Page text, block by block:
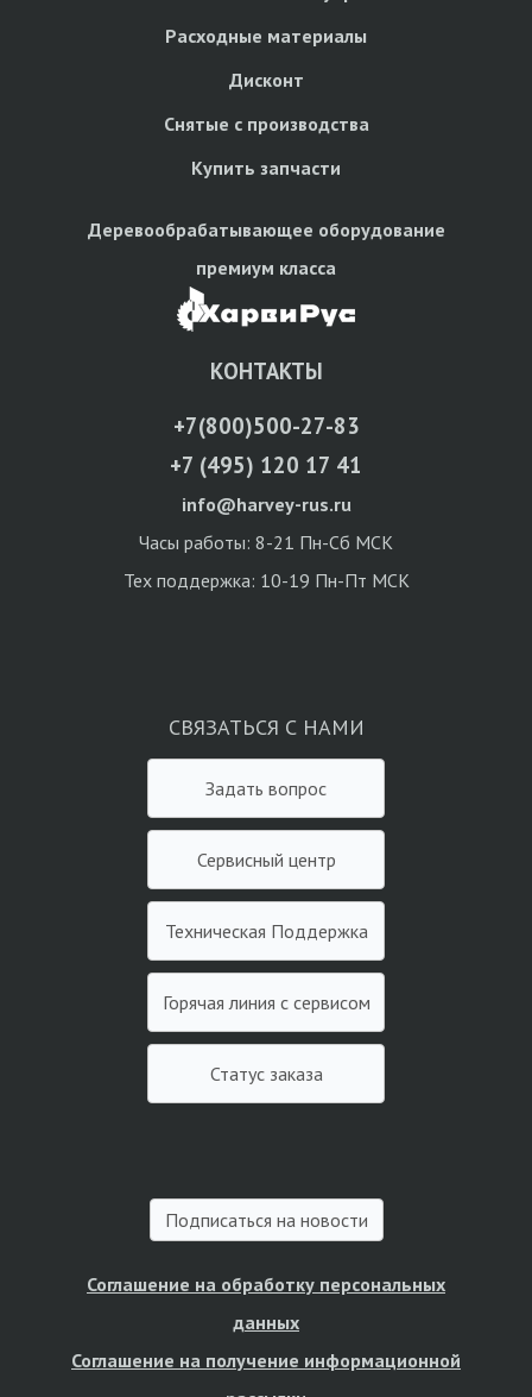
Расходные материалы
Дисконт
Снятые с производства
Купить запчасти
Деревообрабатывающее оборудование
премиум класса
КОНТАКТЫ
+7(800)500-27-83
+7 (495) 120 17 41
info@harvey-rus.ru
Часы работы: 8-21 Пн-Сб МСК
Тех поддержка: 10-19 Пн-Пт МСК
СВЯЗАТЬСЯ С НАМИ
Задать вопрос
Сервисный центр
Техническая Поддержка
Горячая линия с сервисом
Статус заказа
Подписаться на новости
Соглашение на обработку персональных
данных
Соглашение на получение информационной